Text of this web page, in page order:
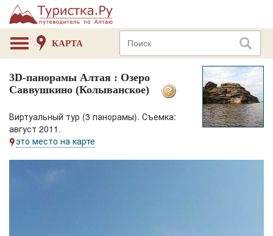
КАРТА
3D-панорамы Алтая : Озеро
Саввушкино (Колыванское)
Виртуальный тур (3 панорамы). Съемка:
август 2011.
это место на карте